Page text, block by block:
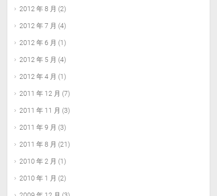
2012 年 8 月 (2)
2012 年 7 月 (4)
2012 年 6 月 (1)
2012 年 5 月 (4)
2012 年 4 月 (1)
2011 年 12 月 (7)
2011 年 11 月 (3)
2011 年 9 月 (3)
2011 年 8 月 (21)
2010 年 2 月 (1)
2010 年 1 月 (2)